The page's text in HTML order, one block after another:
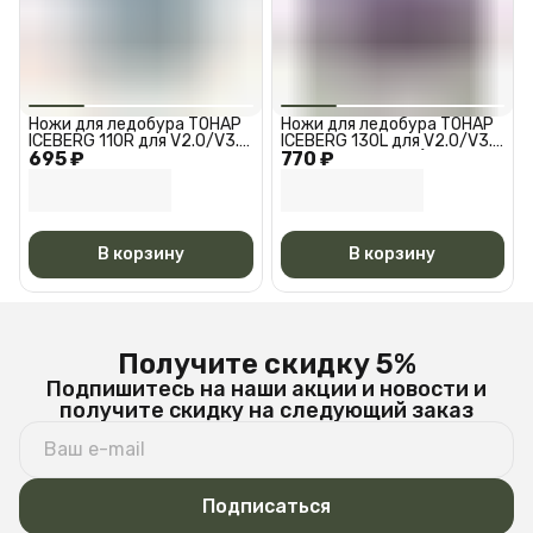
695 ₽
Ножи для ледобура ТОНАР
ICEBERG 110R для V2.0/V3.0
Мокрый лед Правое
В корзину
770 ₽
Ножи для ледобура ТОНАР
ICEBERG 130L для V2.0/V3.0
Левое вращение (против
В корзину
Получите скидку 5%
Подпишитесь на наши акции и новости и
получите скидку на следующий заказ
Подписаться